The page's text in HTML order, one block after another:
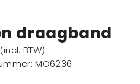
draagband
(incl. BTW)
: MO6236